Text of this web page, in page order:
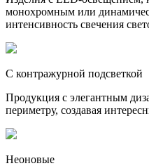
монохромным или
интенсивность свечения
С контражурной подсветкой
Продукция с элегантным
периметру, создавая
Неоновые